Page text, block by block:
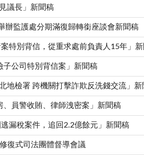
議長」新聞稿
辦監護處分期滿復歸轉銜座談會新聞稿
特別背信，從重求處前負責人15年」
子公司特別背信案」新聞稿
地檢署 跨機關打擊詐欺反洗錢交流」新
員警收賄、律師洩密案」新聞稿
漏稅案件，追回2.2億餘元」新聞稿
復式司法團體督導會議